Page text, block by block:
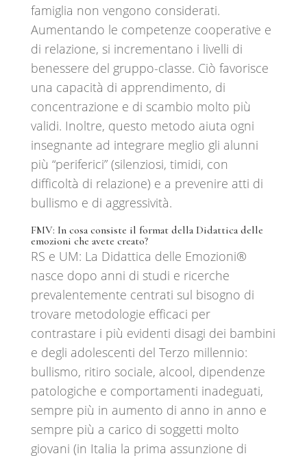
famiglia non vengono considerati.
Aumentando le competenze cooperative e
di relazione, si incrementano i livelli di
benessere del gruppo-classe. Ciò favorisce
una capacità di apprendimento, di
concentrazione e di scambio molto più
validi. Inoltre, questo metodo aiuta ogni
insegnante ad integrare meglio gli alunni
più “periferici” (silenziosi, timidi, con
difficoltà di relazione) e a prevenire atti di
bullismo e di aggressività.
FMV: In cosa consiste il format della Didattica delle
emozioni che avete creato?
RS e UM: La Didattica delle Emozioni®️
nasce dopo anni di studi e ricerche
prevalentemente centrati sul bisogno di
trovare metodologie efficaci per
contrastare i più evidenti disagi dei bambini
e degli adolescenti del Terzo millennio:
bullismo, ritiro sociale, alcool, dipendenze
patologiche e comportamenti inadeguati,
sempre più in aumento di anno in anno e
sempre più a carico di soggetti molto
giovani (in Italia la prima assunzione di